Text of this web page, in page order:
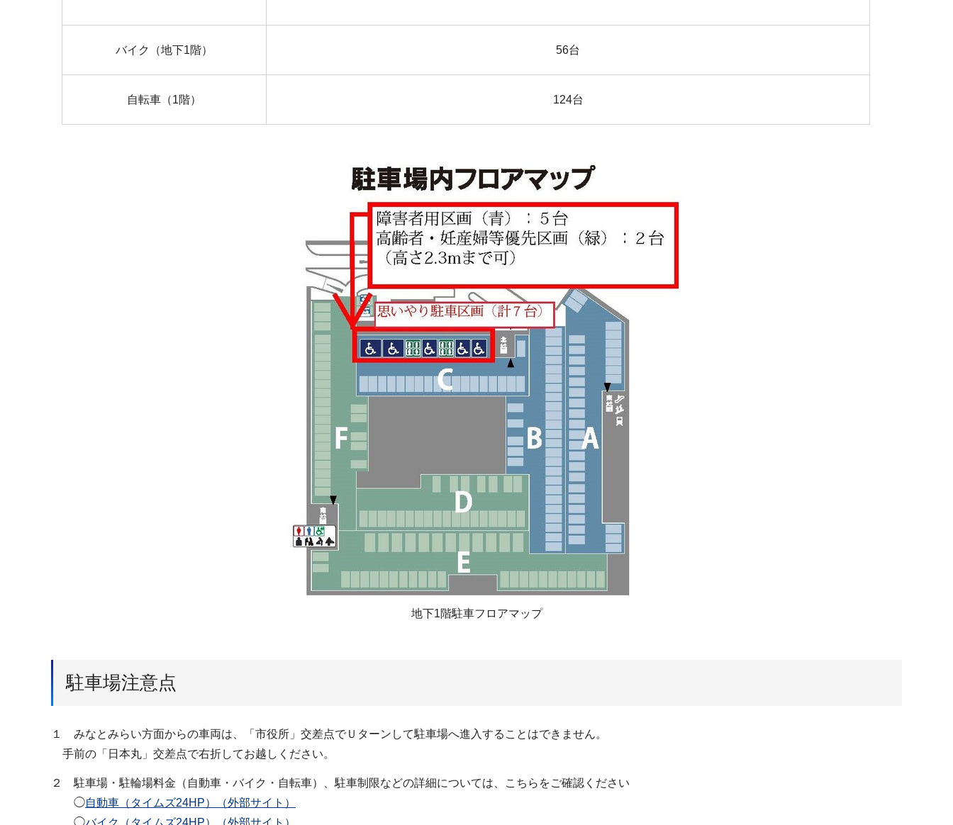
バイク（地下1階） 56台
自転車（1階） 124台
地下1階駐車フロアマップ
駐車場注意点
１ みなとみらい方面からの車両は、「市役所」交差点でＵターンして駐車場へ進入することはできません。
手前の「日本丸」交差点で右折してお越しください。
２ 駐車場・駐輪場料金（自動車・バイク・自転車）、駐車制限などの詳細については、こちらをご確認ください
◯自動車（タイムズ24HP）（外部サイト）
◯バイク（タイムズ24HP）（外部サイト）